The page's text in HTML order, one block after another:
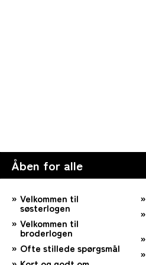
Åben for alle
Velkommen til
søsterlogen
Velkommen til
broderlogen
Ofte stillede spørgsmål